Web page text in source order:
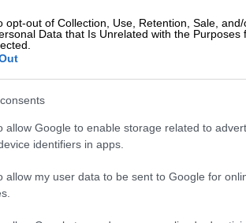
opt-out of Collection, Use, Retention, Sale,
Data that Is Unrelated with the Purposes
allow Google to enable storage related to
identifiers in apps.
allow my user data to be sent to Google for
Ο δημιουργός έχει
σκηνοθεσία αλλά και την
Lifestyle |04.05.2025 10:15
Κούπερ: Το τρυφερό φιλί